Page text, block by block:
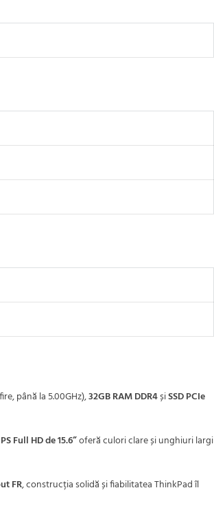
până la 5.00GHz),32GB RAM DDR4șiSSD PCIe
Full HD de 15.6”oferă culori clare și unghiuri largi
FR, construcția solidă și fiabilitatea ThinkPad îl